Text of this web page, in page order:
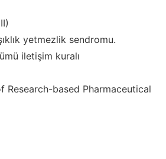
yetmezlik sendromu.
iletişim kuralı
Research-based Pharmaceutical